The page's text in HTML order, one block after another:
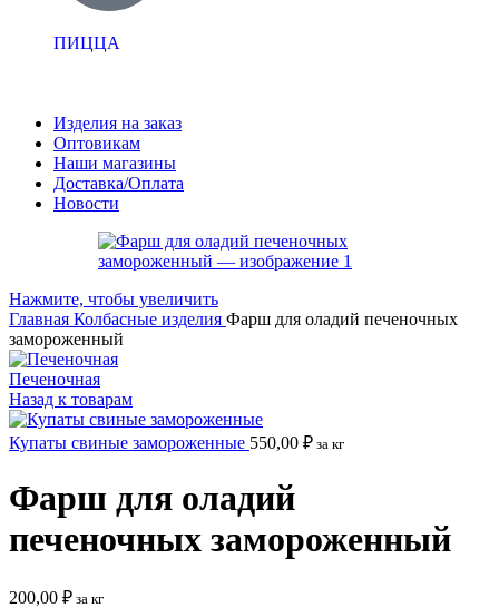
ПИЦЦА
Изделия на заказ
Оптовикам
Наши магазины
Доставка/Оплата
Новости
Нажмите, чтобы увеличить
Главная Колбасные изделия Фарш для оладий печеночных
замороженный
Печеночная
Назад к товарам
Купаты свиные замороженные 550,00 ₽ за кг
Фарш для оладий
печеночных замороженный
200,00 ₽ за кг